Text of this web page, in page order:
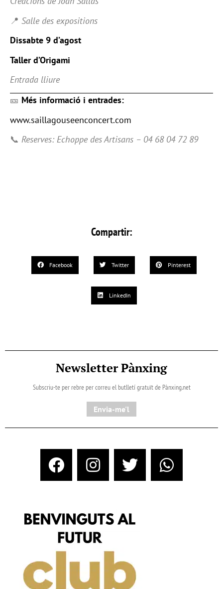
📍 Salle des expositions
Dissabte 9 d’agost
Taller d’Origami
Entrada lliure
🎫 Més informació i entrades:
www.saillagouseenconcert.com
📞 Reserves: Echoppe des Artisans – 04 68 04 72 89
Compartir:
Facebook Twitter Pinterest
LinkedIn
Newsletter Pànxing
Subscriu-te per rebre per correu el butlletí gratuït de Pànxing.net​
Envia-me'l